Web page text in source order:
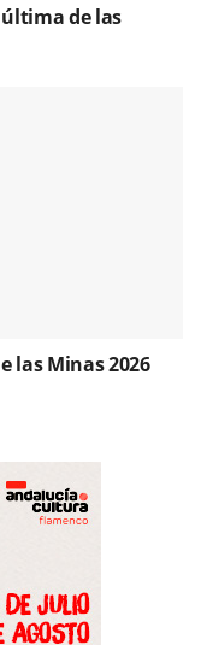
de las
las Minas 2026